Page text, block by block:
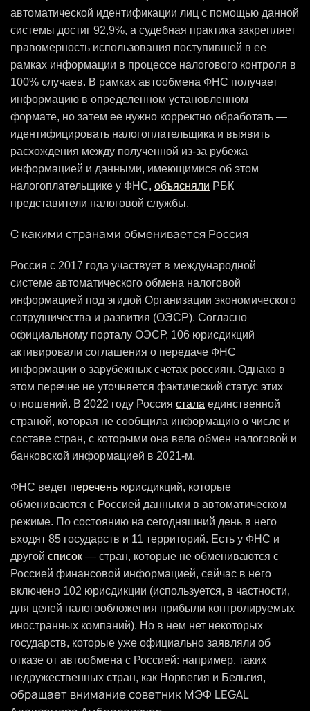
автоматической идентификации лиц с помощью данной
системы достиг 92,9%, а судебная практика закрепляет
правомерность использования поступившей в ее
рамках информации в процессе налогового контроля в
100% случаев. В рамках автообмена ФНС получает
информацию в определенном установленном
формате, но затем ее нужно корректно обработать —
идентифицировать налогоплательщика и выявить
расхождения между полученной из-за рубежа
информацией и данными, имеющимися об этом
налогоплательщике у ФНС, объясняли РБК
представители налоговой службы.
С какими странами обменивается Россия
Россия с 2017 года участвует в международной
системе автоматического обмена налоговой
информацией под эгидой Организации экономического
сотрудничества и развития (ОЭСР). Согласно
официальному порталу ОЭСР, 106 юрисдикций
активировали соглашения о передаче ФНС
информации о зарубежных счетах россиян. Однако в
этом перечне не уточняется фактический статус этих
отношений. В 2022 году Россия стала единственной
страной, которая не сообщила информацию о числе и
составе стран, с которыми она вела обмен налоговой и
банковской информацией в 2021-м.
ФНС ведет перечень юрисдикций, которые
обмениваются с Россией данными в автоматическом
режиме. По состоянию на сегодняшний день в него
входят 85 государств и 11 территорий. Есть у ФНС и
другой список — стран, которые не обмениваются с
Россией финансовой информацией, сейчас в него
включено 102 юрисдикции (используется, в частности,
для целей налогообложения прибыли контролируемых
иностранных компаний). Но в нем нет некоторых
государств, которые уже официально заявляли об
отказе от автообмена с Россией: например, таких
недружественных стран, как Норвегия и Бельгия,
обращает внимание советник МЭФ LEGAL